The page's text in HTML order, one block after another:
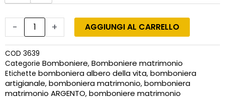
- + AGGIUNGI AL CARRELLO
COD 3639
Categorie Bomboniere, Bomboniere matrimonio
Etichette bomboniera albero della vita, bomboniera
artigianale, bomboniera matrimonio, bomboniera
matrimonio ARGENTO, bomboniere matrimonio